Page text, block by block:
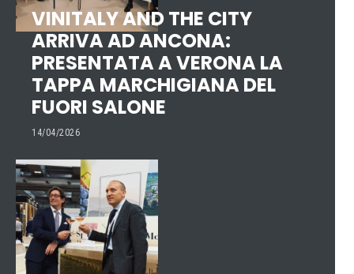
VINITALY AND THE CITY
ARRIVA AD ANCONA:
PRESENTATA A VERONA LA
TAPPA MARCHIGIANA DEL
FUORI SALONE
14/04/2026